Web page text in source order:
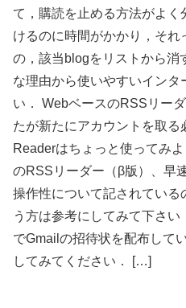
て，購読を止める方法がよ
けるのに時間がかかり，そ
の，該当blogをリストから消
な理由から使いやすいイン
い． WebベースのRSSリー
たが新たにアカウントを取
Readerはちょっと使ってみ
のRSSリーダー（β版）、早
操作性について記されている
う方は参考にしてみて下さ
でGmailの招待状を配布して
してみてください． […]